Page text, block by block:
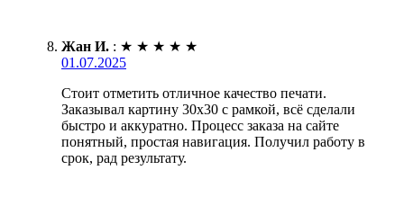
Жан И. : ★ ★ ★ ★ ★
01.07.2025
Стоит отметить отличное качество печати.
Заказывал картину 30х30 с рамкой, всё сделали
быстро и аккуратно. Процесс заказа на сайте
понятный, простая навигация. Получил работу в
срок, рад результату.